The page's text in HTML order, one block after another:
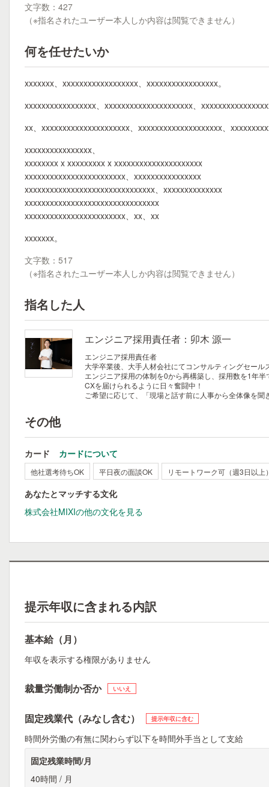
文字数：427
（※指名されたユーザー本人しか内容は閲覧できません）
何を任せたいか
xxxxxxx、xxxxxxxxxxxxxxxxxx、xxxxxxxxxxxxxxxxx。
xxxxxxxxxxxxxxxxx、xxxxxxxxxxxxxxxxxxxxx、
xx、xxxxxxxxxxxxxxxxxxxxx、xxxxxxxxxxxxxxxxxxxx、
xxxxxxxxxxxxxxxx、
xxxxxxxx x xxxxxxxxx x xxxxxxxxxxxxxxxxxxxxx
xxxxxxxxxxxxxxxxxxxxxxxx、xxxxxxxxxxxxxxxx
xxxxxxxxxxxxxxxxxxxxxxxxxxxxxxx、xxxxxxxxxxxxxx
xxxxxxxxxxxxxxxxxxxxxxxxxxxxxxxx
xxxxxxxxxxxxxxxxxxxxxxxx、xx、xx
xxxxxxx。
文字数：517
（※指名されたユーザー本人しか内容は閲覧できません）
指名した人
エンジニア採用責任者：卯木 源一
エンジニア採用責任者
大学卒業後、大手人材会社にてコンサルティングセー
エンジニア採用の体制を0から再構築し、採用数を1年
CXを届けられるように日々奮闘中！
ご希望に応じて、「現場と話す前に人事から全体像を
その他
カード カードについて
他社選考待ちOK 平日夜の面談OK リモートワーク可（週3日以上）
あなたとマッチする文化
株式会社MIXIの他の文化を見る
提示年収に含まれる内訳
基本給（月）
年収を表示する権限がありません
裁量労働制か否か いいえ
固定残業代（みなし含む） 提示年収に含む
時間外労働の有無に関わらず以下を時間外手当として支給
固定残業時間/月
40時間 / 月